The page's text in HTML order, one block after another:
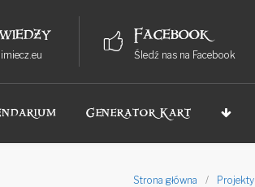
Facebook
Śledź nas na Facebook
Generator Kart
Strona główna / Projekty